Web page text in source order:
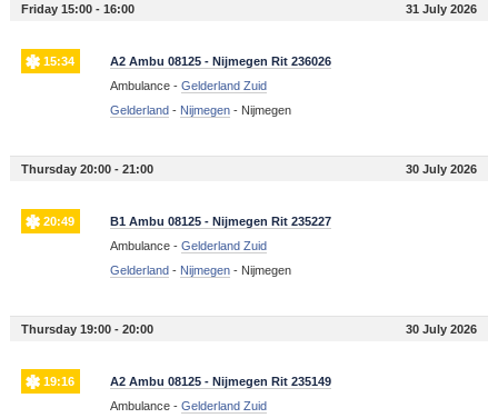
Friday 15:00 - 16:00 31 July 2026
15:34
A2 Ambu 08125 - Nijmegen Rit 236026
Ambulance - Gelderland Zuid
Gelderland- Nijmegen- Nijmegen
Thursday 20:00 - 21:00 30 July 2026
20:49
B1 Ambu 08125 - Nijmegen Rit 235227
Ambulance - Gelderland Zuid
Gelderland- Nijmegen- Nijmegen
Thursday 19:00 - 20:00 30 July 2026
19:16
A2 Ambu 08125 - Nijmegen Rit 235149
Ambulance - Gelderland Zuid